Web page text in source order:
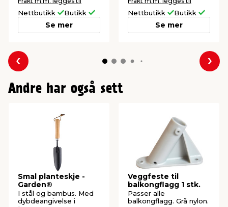
Nettbutikk Butikk
Se mer
Nettbutikk Butikk
Se mer
Forrige
Andre har også sett
Smal planteskje -
Garden®
I stål og bambus. Med
dybdeangivelse i
Veggfeste til
balkongflagg 1 stk.
Passer alle
balkongflagg. Grå nylon.